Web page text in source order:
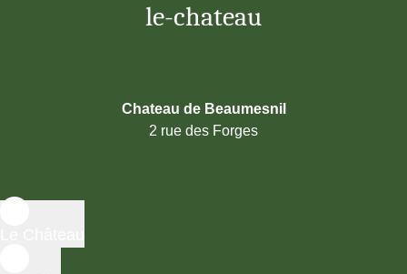
le-chateau
Chateau de Beaumesnil
2 rue des Forges